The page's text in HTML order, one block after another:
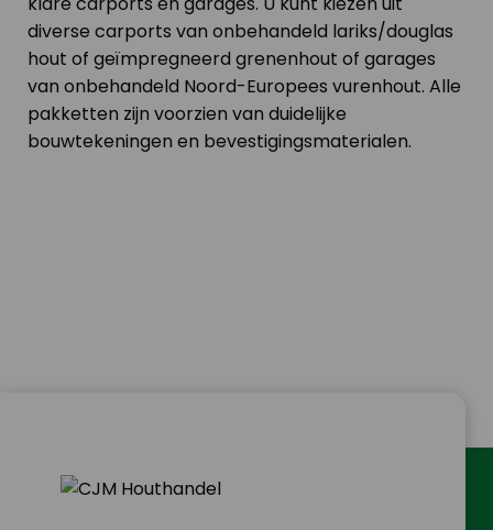
diverse carports van onbehandeld lariks/douglas
hout of geïmpregneerd grenenhout of garages
van onbehandeld Noord-Europees vurenhout. Alle
pakketten zijn voorzien van duidelijke
bouwtekeningen en bevestigingsmaterialen.